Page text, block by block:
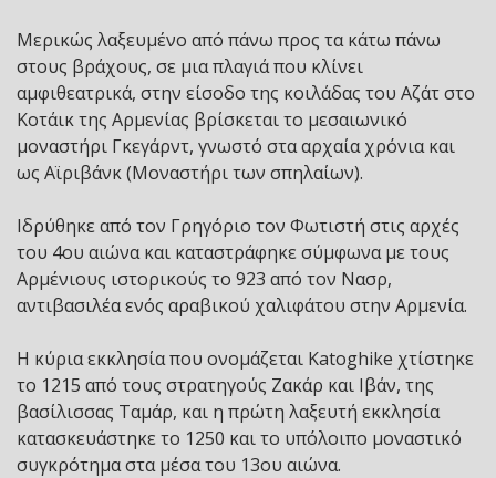
Μερικώς λαξευμένο από πάνω προς τα κάτω πάνω
στους βράχους, σε μια πλαγιά που κλίνει
αμφιθεατρικά, στην είσοδο της κοιλάδας του Αζάτ στο
Κοτάικ της Αρμενίας βρίσκεται το μεσαιωνικό
μοναστήρι Γκεγάρντ, γνωστό στα αρχαία χρόνια και
ως Αϊριβάνκ (Μοναστήρι των σπηλαίων).
Ιδρύθηκε από τον Γρηγόριο τον Φωτιστή στις αρχές
του 4ου αιώνα και καταστράφηκε σύμφωνα με τους
Αρμένιους ιστορικούς το 923 από τον Νασρ,
αντιβασιλέα ενός αραβικού χαλιφάτου στην Αρμενία.
Η κύρια εκκλησία που ονομάζεται Katoghike χτίστηκε
το 1215 από τους στρατηγούς Ζακάρ και Ιβάν, της
βασίλισσας Ταμάρ, και η πρώτη λαξευτή εκκλησία
κατασκευάστηκε το 1250 και το υπόλοιπο μοναστικό
συγκρότημα στα μέσα του 13ου αιώνα.